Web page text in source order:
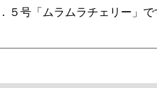
５号「ムラムラチェリー」